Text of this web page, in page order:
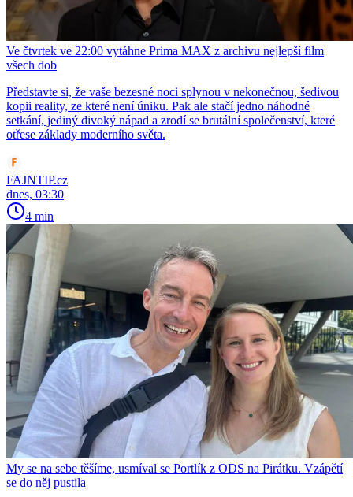
Ve čtvrtek ve 22:00 vytáhne Prima MAX z archivu nejlepší film
všech dob
Představte si, že vaše bezesné noci splynou v nekonečnou, šedivou
kopii reality, ze které není úniku. Pak ale stačí jedno náhodné
setkání, jediný divoký nápad a zrodí se brutální společenství, které
otřese základy moderního světa.
FAJNTIP.cz
dnes, 03:30
4 min
My se na sebe těšíme, usmíval se Portlík z ODS na Pirátku. Vzápětí
se do něj pustila